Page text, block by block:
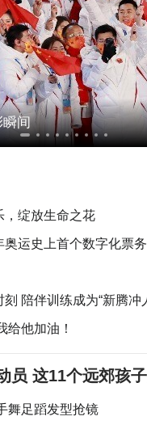
瞬间
，绽放生命之花
运史上首个数字化票
陪伴训练成为“新腾冲
给他加油！
员 这11个远郊孩
舞足蹈发型抢镜